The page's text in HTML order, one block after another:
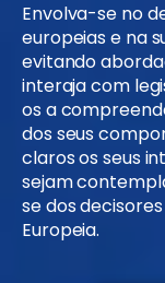
Envolva-se no
europeias e na
evitando
interaja com
os a
dos seus
claros os seus
sejam
se dos
Europeia.